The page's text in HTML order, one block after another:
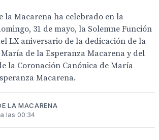
la Macarena ha celebrado en la
31 de mayo, la Solemne Función
LX aniversario de la dedicación de la
de la Esperanza Macarena y del
la Coronación Canónica de María
Macarena.
LA MACARENA
las 00:34